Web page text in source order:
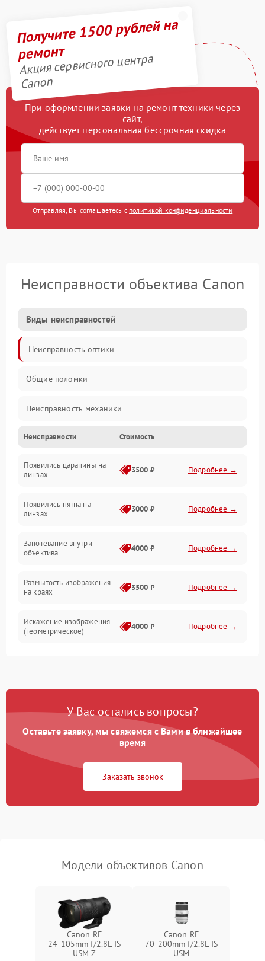
Получите 1500 рублей на
ремонт
Акция сервисного центра
Canon
При оформлении заявки на ремонт техники через
сайт,
действует персональная бессрочная скидка
Отправляя, Вы соглашаетесь с политикой конфиденциальности
Неисправности объектива Canon
Виды неисправностей
Неисправность оптики
Общие поломки
Неисправность механики
Неисправность электроники (если объектив с мотором/
Прочие неисправности
Неисправности Стоимость
Появились царапины на
линзах
3500 ₽ Подробнее →
Появились пятна на
линзах
3000 ₽ Подробнее →
Запотевание внутри
объектива
4000 ₽ Подробнее →
Размытость изображения
на краях
3500 ₽ Подробнее →
Искажение изображения
(геометрическое)
4000 ₽ Подробнее →
при всех фокусных
4500 ₽ Подробнее →
У Вас остались вопросы?
Оставьте заявку, мы свяжемся с Вами в ближайшее
время
Заказать звонок
Модели объективов Canon
Canon RF
24‑105mm f/2.8L IS
USM Z
Canon RF
70‑200mm f/2.8L IS
USM